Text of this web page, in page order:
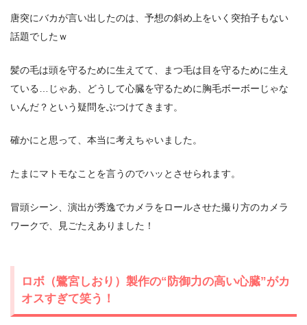
唐突にバカが言い出したのは、予想の斜め上をいく突拍子もない
話題でしたｗ
髪の毛は頭を守るために生えてて、まつ毛は目を守るために生え
ている…じゃあ、どうして心臓を守るために胸毛ボーボーじゃな
いんだ？という疑問をぶつけてきます。
確かにと思って、本当に考えちゃいました。
たまにマトモなことを言うのでハッとさせられます。
冒頭シーン、演出が秀逸でカメラをロールさせた撮り方のカメラ
ワークで、見ごたえありました！
ロボ（鷺宮しおり）製作の“防御力の高い心臓”がカ
オスすぎて笑う！